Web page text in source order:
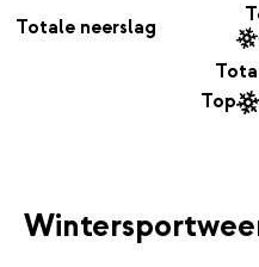
Totale neerslag
Top